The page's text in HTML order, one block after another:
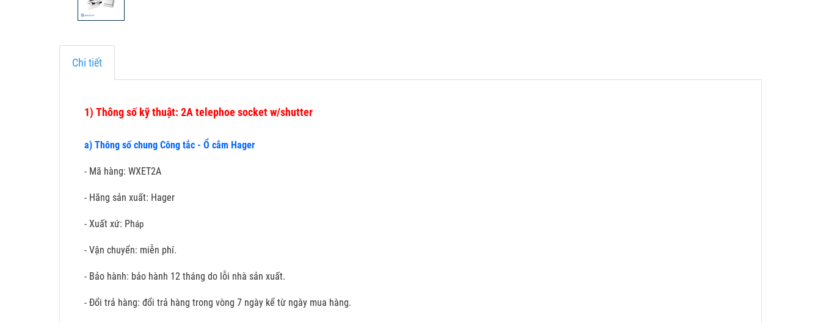
Chi tiết
1) Thông số kỹ thuật: 2A telephoe socket w/shutter
a) Thông số chung Công tắc - Ổ cắm Hager
- Mã hàng: WXET2A
- Hãng sản xuất: Hager
- Xuất xứ: Pháp
- Vận chuyển: miễn phí.
- Bảo hành: bảo hành 12 tháng do lỗi nhà sản xuất.
- Đổi trả hàng: đổi trả hàng trong vòng 7 ngày kể từ ngày mua hàng.